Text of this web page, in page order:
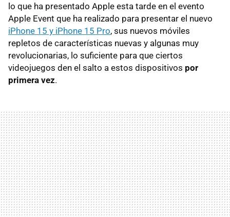
lo que ha presentado Apple esta tarde en el evento
Apple Event que ha realizado para presentar el nuevo
iPhone 15 y iPhone 15 Pro, sus nuevos móviles
repletos de características nuevas y algunas muy
revolucionarias, lo suficiente para que ciertos
videojuegos den el salto a estos dispositivos por
primera vez.